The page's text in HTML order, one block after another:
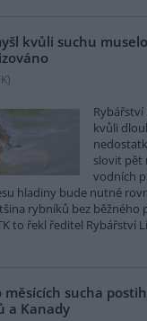
kvůli suchu
)
kvůli
slovit pět
vodních
hladiny bude nutné
rybníků bez běžného
to řekl ředitel Rybářství
měsících sucha
a Kanady